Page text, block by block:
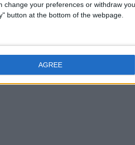
change your preferences or withdraw
button at the bottom of the webpage.
AGREE